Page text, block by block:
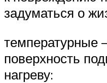
задуматься о
температурные
поверхность
нагреву: